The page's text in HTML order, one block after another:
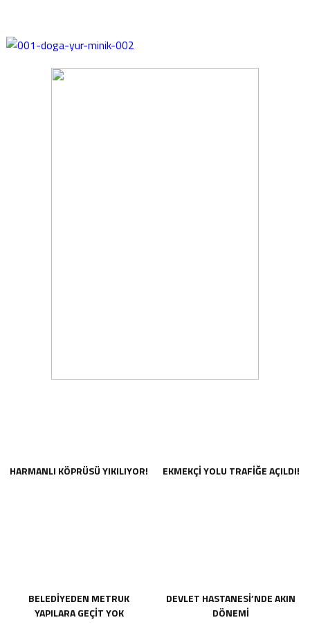
HARMANLI KÖPRÜSÜ YIKILIYOR! EKMEKÇİ YOLU TRAFİĞE AÇILDI!
BELEDİYEDEN METRUK
YAPILARA GEÇİT YOK
DEVLET HASTANESİ’NDE AKIN
DÖNEMİ